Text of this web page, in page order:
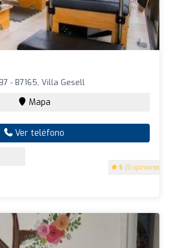
5 (5 opiniones)
- B7165, Villa Gesell
Mapa
Ver teléfono